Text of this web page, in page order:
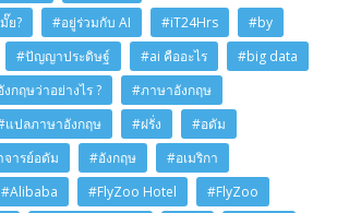
ย?
#อยู่ร่วมกับ AI #iT24Hrs
#by
#ปัญญาประดิษฐ์ #ai คืออะไร
#big data
กฤษว่าอย่างไร ?
#ภาษาอังกฤษ
แปลภาษาอังกฤษ #ฝรั่ง
#อดัม
จารย์อดัม #อังกฤษ
#อเมริกา
#Alibaba #FlyZoo Hotel
#FlyZoo